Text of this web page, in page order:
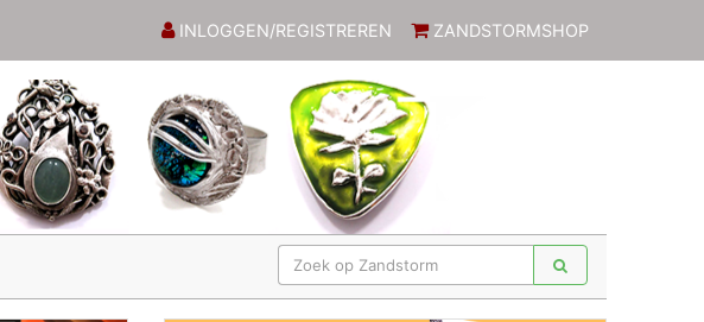
INLOGGEN/REGISTREREN ZANDSTORMSHOP